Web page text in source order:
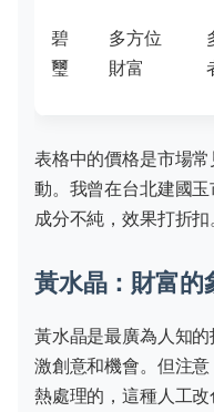
碧
璽
多方位
財富
表格中的價格是市場
動。我曾在台北建國
成分不純，效果打折扣
黃水晶：財富的
黃水晶是最廣為人知
激創意和機會。但注
熱處理的，這種人工